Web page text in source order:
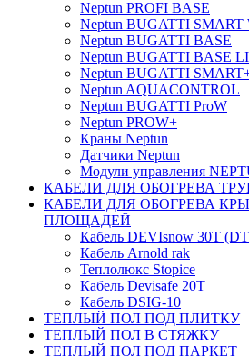
Neptun PROFI BASE
Neptun BUGATTI SMART
Neptun BUGATTI BASE
Neptun BUGATTI BASE
Neptun BUGATTI
Neptun AQUACONTROL
Neptun BUGATTI ProW
Neptun PROW+
Краны Neptun
Датчики Neptun
Модули управления
КАБЕЛИ ДЛЯ ОБОГРЕВА
КАБЕЛИ ДЛЯ ОБОГРЕВА
ПЛОЩАДЕЙ
Кабель DEVIsnow 30Т
Кабель Arnold rak
Теплолюкс Stopice
Кабель Devisafe 20T
Кабель DSIG-10
ТЕПЛЫЙ ПОЛ ПОД ПЛИТКУ
ТЕПЛЫЙ ПОЛ В СТЯЖКУ
ТЕПЛЫЙ ПОЛ ПОД ПАРКЕТ